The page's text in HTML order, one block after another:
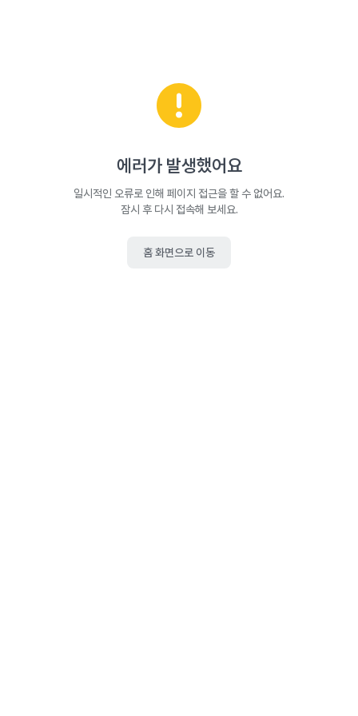
에러가 발생했어요
일시적인 오류로 인해 페이지 접근을 할 수 없어요.
잠시 후 다시 접속해 보세요.
홈 화면으로 이동